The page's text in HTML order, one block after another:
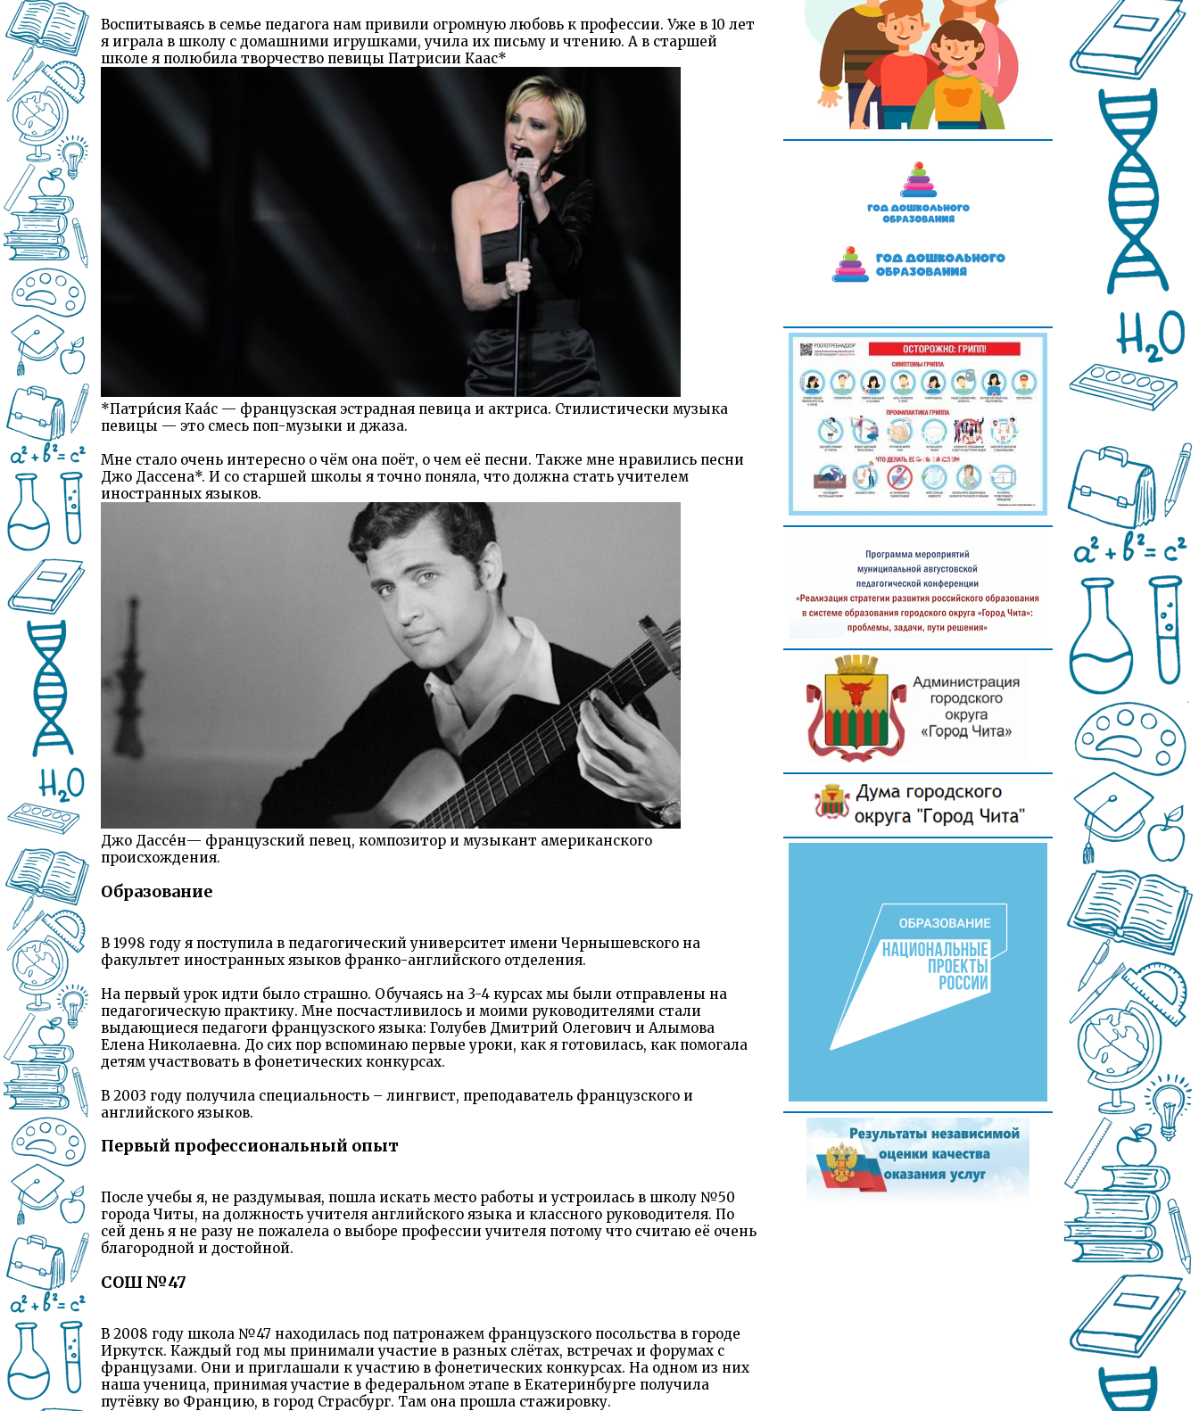
Воспитываясь в семье педагога нам привили огромную любовь к профессии. Уже в 10 лет
я играла в школу с домашними игрушками, учила их письму и чтению. А в старшей
школе я полюбила творчество певицы Патрисии Каас*
*Патри́сия Каа́с — французская эстрадная певица и актриса. Стилистически музыка
певицы — это смесь поп-музыки и джаза.
Мне стало очень интересно о чём она поёт, о чем её песни. Также мне нравились песни
Джо Дассена*. И со старшей школы я точно поняла, что должна стать учителем
иностранных языков.
Джо Дассе́н— французский певец, композитор и музыкант американского
происхождения.
Образование
В 1998 году я поступила в педагогический университет имени Чернышевского на
факультет иностранных языков франко-английского отделения.
На первый урок идти было страшно. Обучаясь на 3-4 курсах мы были отправлены на
педагогическую практику. Мне посчастливилось и моими руководителями стали
выдающиеся педагоги французского языка: Голубев Дмитрий Олегович и Алымова
Елена Николаевна. До сих пор вспоминаю первые уроки, как я готовилась, как помогала
детям участвовать в фонетических конкурсах.
В 2003 году получила специальность – лингвист, преподаватель французского и
английского языков.
Первый профессиональный опыт
После учебы я, не раздумывая, пошла искать место работы и устроилась в школу №50
города Читы, на должность учителя английского языка и классного руководителя. По
сей день я не разу не пожалела о выборе профессии учителя потому что считаю её очень
благородной и достойной.
СОШ №47
В 2008 году школа №47 находилась под патронажем французского посольства в городе
Иркутск. Каждый год мы принимали участие в разных слётах, встречах и форумах с
французами. Они и приглашали к участию в фонетических конкурсах. На одном из них
наша ученица, принимая участие в федеральном этапе в Екатеринбурге получила
путёвку во Францию, в город Страсбург. Там она прошла стажировку.